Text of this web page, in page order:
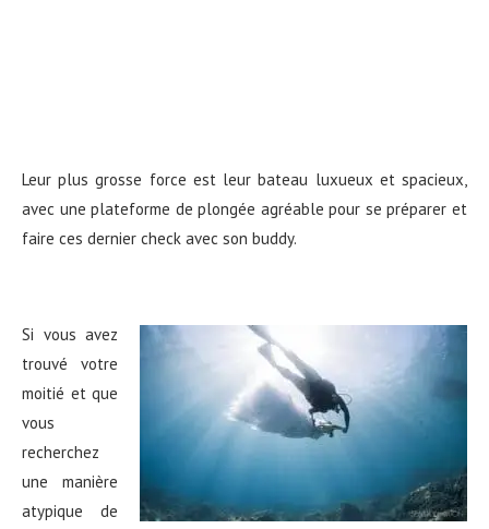
Leur plus grosse force est leur bateau luxueux et spacieux,
avec une plateforme de plongée agréable pour se préparer et
faire ces dernier check avec son buddy.
Si vous avez
trouvé votre
moitié et que
vous
recherchez
une manière
atypique de